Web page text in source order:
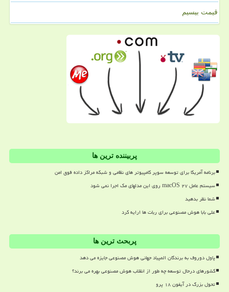
قیمت بیسیم
پربیننده ترین ها
برنامه آمریکا برای توسعه سوپر کامپیوتر های نظامی و شبکه مراکز داده فوق امن
سیستم عامل macOS ۲۷ روی این مدلهای مک اجرا نمی شود
شما نظر بدهید
علی بابا هوش مصنوعی برای ربات ها ارایه کرد
پربحث ترین ها
پاول دوروف به برندگان المپیاد جهانی هوش مصنوعی جایزه می دهد
کشورهای درحال توسعه چه طور از انقلاب هوش مصنوعی بهره می برند؟
تحول بزرگ در آیفون ۱۸ پرو